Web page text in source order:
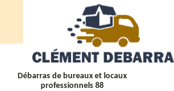
Débarras de bureaux et locaux
professionnels 88